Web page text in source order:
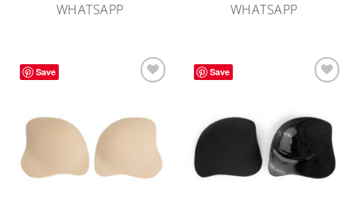
WHATSAPP
WHATSAPP
Save
toevoegen
Save
toevoegen